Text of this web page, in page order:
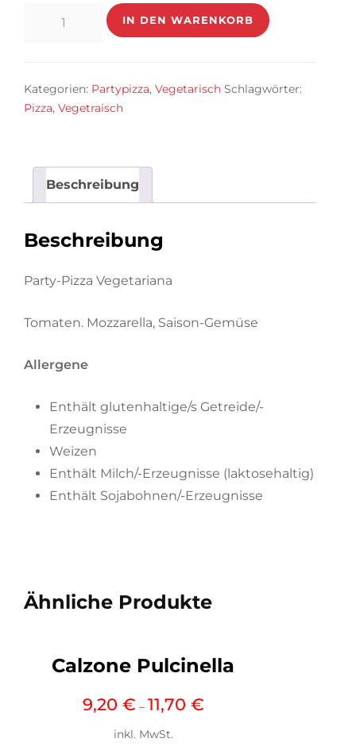
IN DEN WARENKORB
Kategorien: Partypizza, Vegetarisch Schlagwörter:
Pizza, Vegetraisch
Beschreibung
Beschreibung
Party-Pizza Vegetariana
Tomaten. Mozzarella, Saison-Gemüse
Allergene
Enthält glutenhaltige/s Getreide/-
Erzeugnisse
Weizen
Enthält Milch/-Erzeugnisse (laktosehaltig)
Enthält Sojabohnen/-Erzeugnisse
Ähnliche Produkte
Calzone Pulcinella
9,20 € – 11,70 €
inkl. MwSt.